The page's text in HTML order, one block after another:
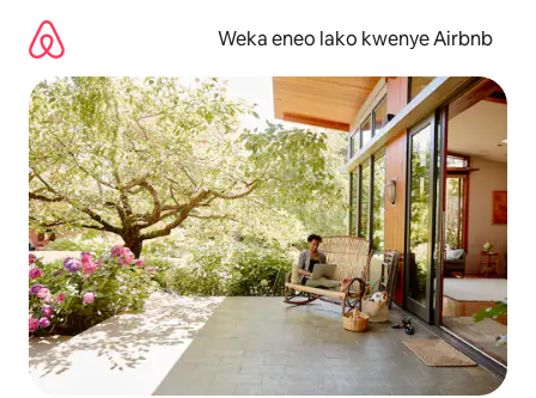
kwenda
kwenye
maudhui
Weka eneo lako kwenye Airbnb